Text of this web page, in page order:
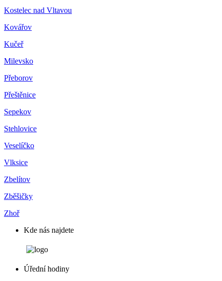
Kostelec nad Vltavou
Kovářov
Kučeř
Milevsko
Přeborov
Přeštěnice
Sepekov
Stehlovice
Veselíčko
Vlksice
Zbelítov
Zběšičky
Zhoř
Kde nás najdete
Úřední hodiny